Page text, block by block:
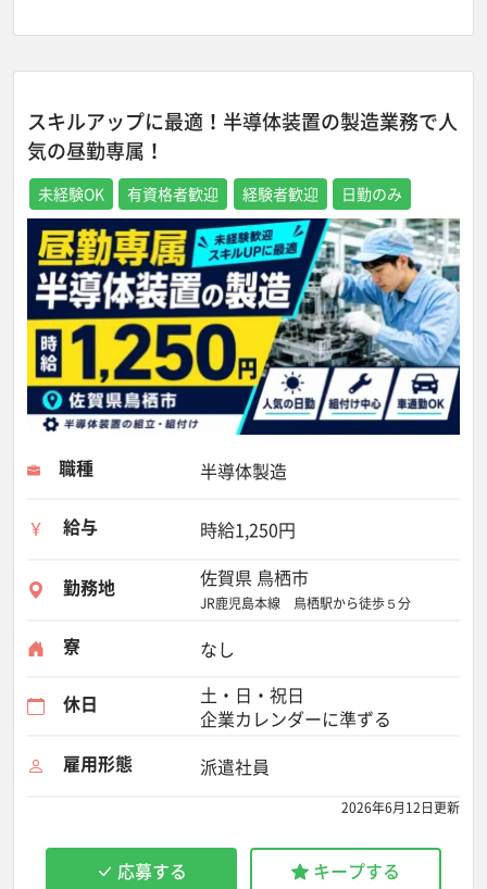
スキルアップに最適！半導体装置の製造業務で人
気の昼勤専属！
未経験OK 有資格者歓迎 経験者歓迎 日勤のみ
職種 半導体製造
給与 時給1,250円
勤務地 佐賀県 鳥栖市
JR鹿児島本線 鳥栖駅から徒歩５分
寮 なし
休日
土・日・祝日
企業カレンダーに準ずる
雇用形態
派遣社員
2026年6月12日更新
応募する キープする